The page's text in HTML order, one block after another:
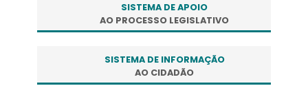
SISTEMA DE APOIO
AO PROCESSO LEGISLATIVO
SISTEMA DE INFORMAÇÃO
AO CIDADÃO